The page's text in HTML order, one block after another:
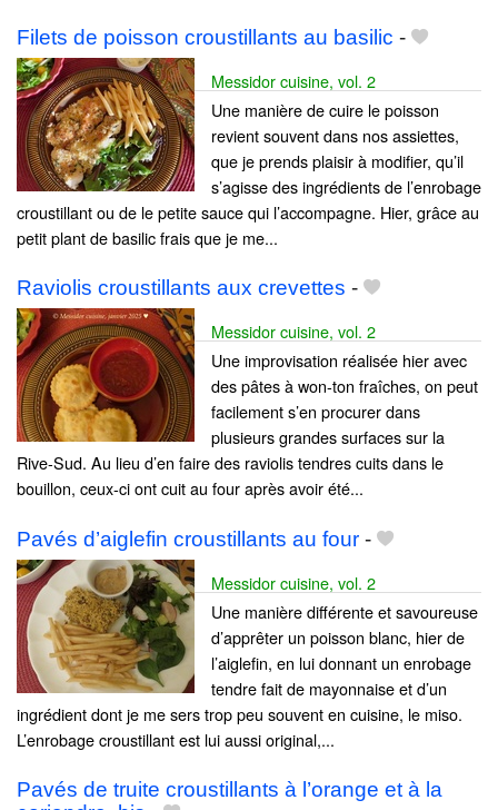
Filets de poisson croustillants au basilic -
Messidor cuisine, vol. 2
Une manière de cuire le poisson
revient souvent dans nos assiettes,
que je prends plaisir à modifier, qu’il
s’agisse des ingrédients de l’enrobage
croustillant ou de le petite sauce qui l’accompagne. Hier, grâce au
petit plant de basilic frais que je me...
Raviolis croustillants aux crevettes -
Messidor cuisine, vol. 2
Une improvisation réalisée hier avec
des pâtes à won-ton fraîches, on peut
facilement s’en procurer dans
plusieurs grandes surfaces sur la
Rive-Sud. Au lieu d’en faire des raviolis tendres cuits dans le
bouillon, ceux-ci ont cuit au four après avoir été...
Pavés d’aiglefin croustillants au four -
Messidor cuisine, vol. 2
Une manière différente et savoureuse
d’apprêter un poisson blanc, hier de
l’aiglefin, en lui donnant un enrobage
tendre fait de mayonnaise et d’un
ingrédient dont je me sers trop peu souvent en cuisine, le miso.
L’enrobage croustillant est lui aussi original,...
Pavés de truite croustillants à l’orange et à la